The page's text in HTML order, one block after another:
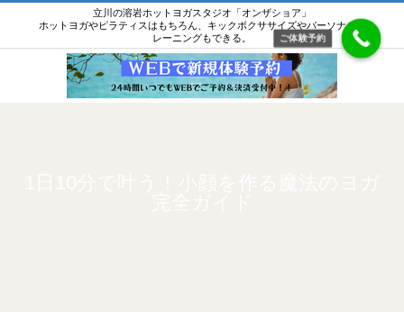
立川の溶岩ホットヨガスタジオ「オンザショア」
ホットヨガやピラティスはもちろん、キックボクササイズやパーソナルト
レーニングもできる。
ご体験予約